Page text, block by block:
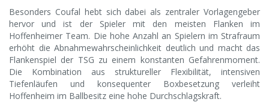
Besonders Coufal hebt sich dabei als zentraler Vorlagengeber
hervor und ist der Spieler mit den meisten Flanken im
Hoffenheimer Team. Die hohe Anzahl an Spielern im Strafraum
erhöht die Abnahmewahrscheinlichkeit deutlich und macht das
Flankenspiel der TSG zu einem konstanten Gefahrenmoment.
Die Kombination aus struktureller Flexibilität, intensiven
Tiefenläufen und konsequenter Boxbesetzung verleiht
Hoffenheim im Ballbesitz eine hohe Durchschlagskraft.